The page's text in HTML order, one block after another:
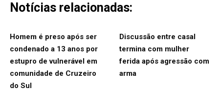
Notícias relacionadas:
Homem é preso após ser
condenado a 13 anos por
estupro de vulnerável em
comunidade de Cruzeiro
do Sul
Discussão entre casal
termina com mulher
ferida após agressão com
arma